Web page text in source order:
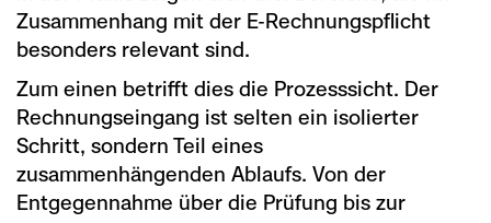
Zusammenhang mit der E-Rechnungspflicht
besonders relevant sind.
Zum einen betrifft dies die Prozesssicht. Der
Rechnungseingang ist selten ein isolierter
Schritt, sondern Teil eines
zusammenhängenden Ablaufs. Von der
Entgegennahme über die Prüfung bis zur